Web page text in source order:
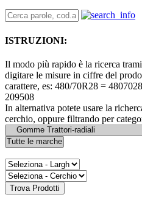
ISTRUZIONI:
Il modo più rapido è la ricerca
digitare le misure in ciffre del
carattere, es: 480/70R28 =
209508
In alternativa potete usare la
cerchio, oppure filtrando per